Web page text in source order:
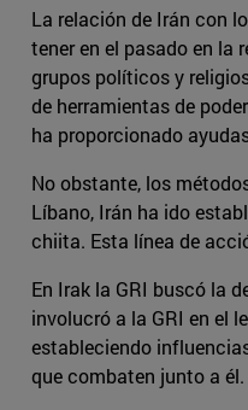
La relación de Irán con
tener en el pasado en la
grupos políticos y
de herramientas de
ha proporcionado
No obstante, los
Líbano, Irán ha ido
chiita. Esta línea de
En Irak la GRI buscó la
involucró a la GRI en el
estableciendo
que combaten junto a él.